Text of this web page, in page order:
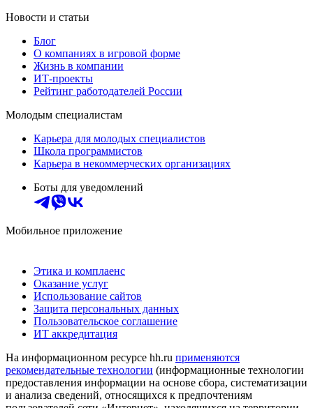
Новости и статьи
Блог
О компаниях в игровой форме
Жизнь в компании
ИТ-проекты
Рейтинг работодателей России
Молодым специалистам
Карьера для молодых специалистов
Школа программистов
Карьера в некоммерческих организациях
Боты для уведомлений
Мобильное приложение
Этика и комплаенс
Оказание услуг
Использование сайтов
Защита персональных данных
Пользовательское соглашение
ИТ аккредитация
На информационном ресурсе hh.ru применяются
рекомендательные технологии (информационные технологии
предоставления информации на основе сбора, систематизации
и анализа сведений, относящихся к предпочтениям